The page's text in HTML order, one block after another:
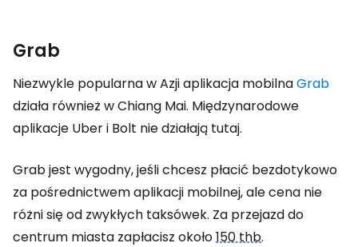
Grab
Niezwykle popularna w Azji aplikacja mobilnaGrab
działa również w Chiang Mai. Międzynarodowe
aplikacje Uber i Bolt nie działają tutaj.
Grab jest wygodny, jeśli chcesz płacić bezdotykowo
za pośrednictwem aplikacji mobilnej, ale cena nie
różni się od zwykłych taksówek. Za przejazd do
centrum miasta zapłacisz około150 thb.